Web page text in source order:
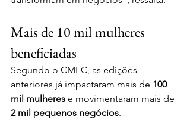
Mais de 10 mil mulheres
beneficiadas
Segundo o CMEC, as edições
anteriores já impactaram mais de 100
mil mulheres e movimentaram mais de
2 mil pequenos negócios.